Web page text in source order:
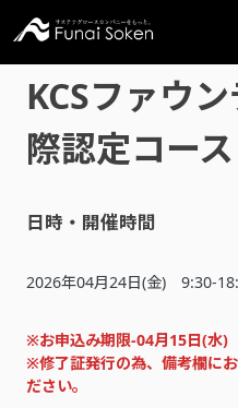
KCSファウ
際認定コース
日時・開催時間
2026年04月24日(金) 9:30-
※お申込み期限-04月15日(水)
※修了証発行の為、備考欄に
ださい。